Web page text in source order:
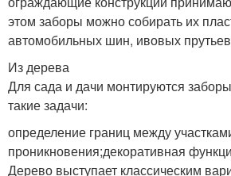
этом заборы можно собирать их
автомобильных шин, ивовых прутьев
Из дерева
Для сада и дачи монтируются
такие задачи:
определение границ между
проникновения;декоративная
Дерево выступает классическим